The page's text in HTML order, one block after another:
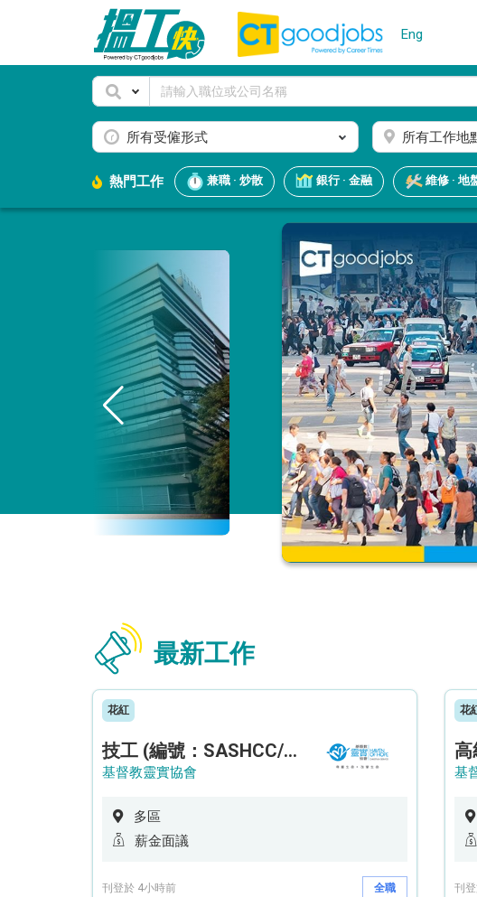
Eng
所有受僱形式 所有工作地
熱門工作 兼職 · 炒散 銀行 · 金融 維修 · 地
最新工作
花紅
技工 (編號：SASHCC/A/CTE)
基督教靈實協會
多區
薪金面議
刊登於 4小時前 全職
花
基
刊